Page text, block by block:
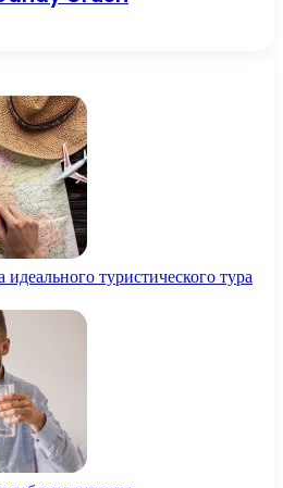
туристического тура